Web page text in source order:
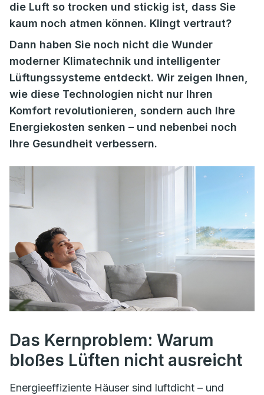
die Luft so trocken und stickig ist, dass Sie
kaum noch atmen können. Klingt vertraut?
Dann haben Sie noch nicht die Wunder
moderner Klimatechnik und intelligenter
Lüftungssysteme entdeckt. Wir zeigen Ihnen,
wie diese Technologien nicht nur Ihren
Komfort revolutionieren, sondern auch Ihre
Energiekosten senken – und nebenbei noch
Ihre Gesundheit verbessern.
Das Kernproblem: Warum
bloßes Lüften nicht ausreicht
Energieeffiziente Häuser sind luftdicht – und